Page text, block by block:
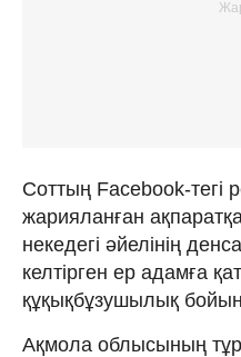
Соттың Facebook-тегі
жарияланған
некедегі әйелінің
келтірген ер адамға
құқықбұзушылық
Ақмола облысының